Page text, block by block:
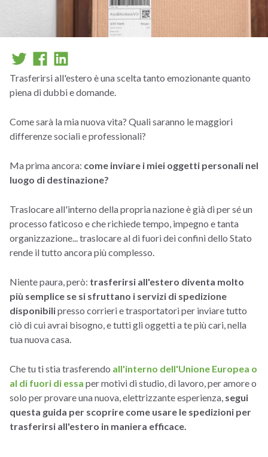
Trasferirsi all'estero è una scelta tanto emozionante quanto
piena di dubbi e domande.
Come sarà la mia nuova vita? Quali saranno le maggiori
differenze sociali e professionali?
Ma prima ancora: come inviare i miei oggetti personali nel
luogo di destinazione?
Traslocare all'interno della propria nazione è già di per sé un
processo faticoso e che richiede tempo, impegno e tanta
organizzazione... traslocare al di fuori dei confini dello Stato
rende il tutto ancora più complesso.
Niente paura, però: trasferirsi all'estero diventa molto
più semplice se si sfruttano i servizi di spedizione
disponibilipresso corrieri e trasportatori per inviare tutto
ciò di cui avrai bisogno, e tutti gli oggetti a te più cari, nella
tua nuova casa.
Che tu ti stia trasferendo all'interno dell'Unione Europea o
al di fuori di essa per motivi di studio, di lavoro, per amore o
solo per provare una nuova, elettrizzante esperienza, segui
questa guida per scoprire come usare le spedizioni per
trasferirsi all'estero in maniera efficace.